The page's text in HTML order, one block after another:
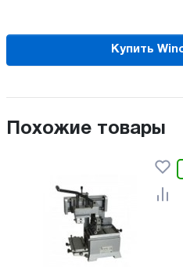
Купить
Похожие товары